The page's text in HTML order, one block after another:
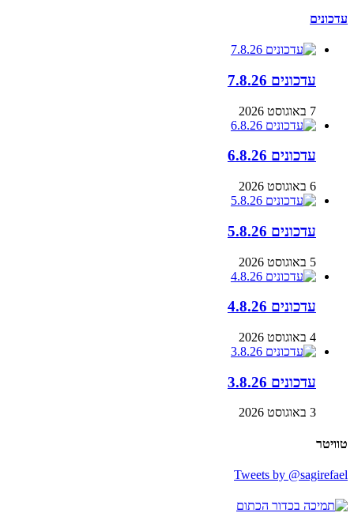
עדכונים
עדכונים 7.8.26
7 באוגוסט 2026
עדכונים 6.8.26
6 באוגוסט 2026
עדכונים 5.8.26
5 באוגוסט 2026
עדכונים 4.8.26
4 באוגוסט 2026
עדכונים 3.8.26
3 באוגוסט 2026
טוויטר
Tweets by @sagirefael